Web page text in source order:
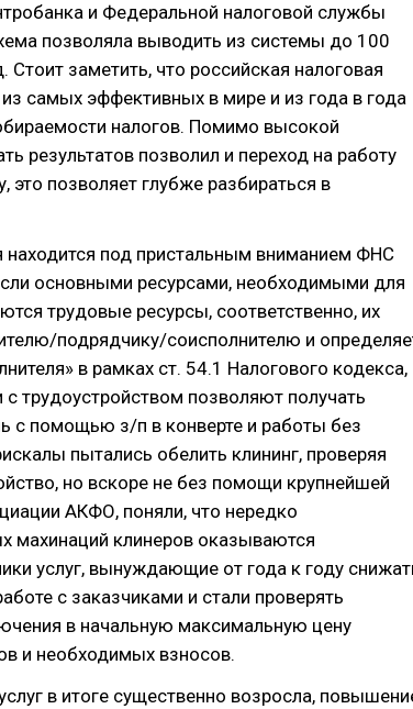
и Федеральной налоговой службы
позволяла выводить из системы до 100
Стоит заметить, что российская налоговая
самых эффективных в мире и из года в года
налогов. Помимо высокой
результатов позволил и переход на работу
это позволяет глубже разбираться в
находится под пристальным вниманием ФНС
основными ресурсами, необходимыми для
трудовые ресурсы, соответственно, их
подрядчику/соисполнителю и
в рамках ст. 54.1 Налогового кодекса,
трудоустройством позволяют получать
с помощью з/п в конверте и работы без
пытались обелить клининг, проверяя
но вскоре не без помощи крупнейшей
АКФО, поняли, что нередко
махинаций клинеров оказываются
услуг, вынуждающие от года к году
с заказчиками и стали проверять
в начальную максимальную цену
и необходимых взносов.
в итоге существенно возросла,